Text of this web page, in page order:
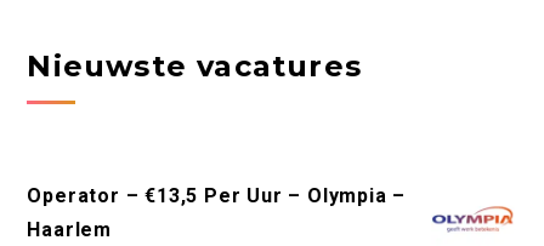
Nieuwste vacatures
Operator – €13,5 Per Uur – Olympia –
Haarlem